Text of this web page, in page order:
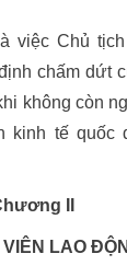
việc Chủ
chấm dứt
không còn
kinh tế quốc
VIÊN LAO